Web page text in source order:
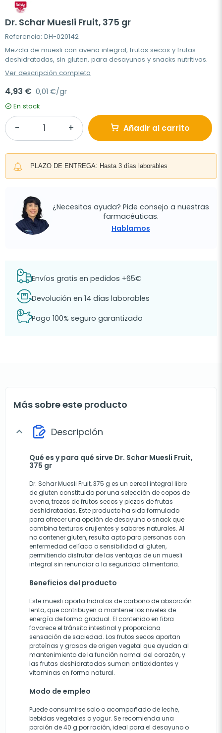
Dr. Schar Muesli Fruit, 375 gr
Referencia: DH-020142
Mezcla de muesli con avena integral, frutos secos y frutas
deshidratadas, sin gluten, para desayunos y snacks nutritivos.
Ver descripción completa
4,93 € 0,01 €/gr
En stock
Añadir al carrito
PLAZO DE ENTREGA: Hasta 3 días laborables
¿Necesitas ayuda? Pide consejo a nuestras
farmacéuticas.
Hablamos
Envíos gratis en pedidos +65€
Devolución en 14 días laborables
Pago 100% seguro garantizado
Más sobre este producto
expand_more Descripción
Qué es y para qué sirve Dr. Schar Muesli Fruit,
375 gr
Dr. Schar Muesli Fruit, 375 g es un cereal integral libre
de gluten constituido por una selección de copos de
avena, trozos de frutos secos y piezas de frutas
deshidratadas. Este producto ha sido formulado
para ofrecer una opción de desayuno o snack que
combina texturas crujientes y sabores naturales. Al
no contener gluten, resulta apto para personas con
enfermedad celíaca o sensibilidad al gluten,
permitiendo disfrutar de las ventajas de un muesli
integral sin renunciar a la seguridad alimentaria.
Beneficios del producto
Este muesli aporta hidratos de carbono de absorción
lenta, que contribuyen a mantener los niveles de
energía de forma gradual. El contenido en fibra
favorece el tránsito intestinal y proporciona
sensación de saciedad. Los frutos secos aportan
proteínas y grasas de origen vegetal que ayudan al
mantenimiento de la función normal del corazón, y
las frutas deshidratadas suman antioxidantes y
vitaminas en forma natural.
Modo de empleo
Puede consumirse solo o acompañado de leche,
bebidas vegetales o yogur. Se recomienda una
porción de 40 g por ración, ideal para el desayuno o